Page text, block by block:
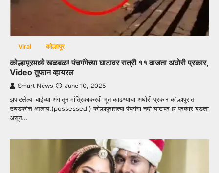
Viral कोल्हापूर
कोल्हापूरमध्ये खळबळ! पंचगंगेच्या घाटावर रात्री ११ वाजता अघोरी प्रकार,
Video तुफान व्हायरल
Smart News June 10, 2025
झपाटलेल्या बाईच्या अंगातून मांत्रिकाकरवी भूत काढण्याचा अघोरी प्रकार कोल्हापुरात
उघडकीस आलाय.(possessed ) कोल्हापुरातल्या पंचगंगा नदी घाटावर हा प्रकार घडला
असून…